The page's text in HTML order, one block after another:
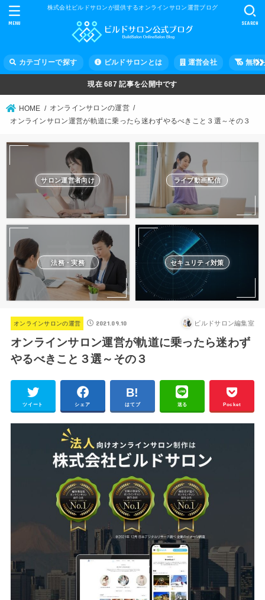
株式会社ビルドサロンが提供するオンラインサロン運営ブログ
カテゴリーで探す ビルドサロンとは 運営会社 無料
SEARCH
MENU
現在687 記事を公開中です
HOME
オンラインサロンの運営
オンラインサロン運営が軌道に乗ったら迷わずやるべきこと３選～その３
サロン運営者向け ライブ動画配信
法務・実務 セキュリティ対策
オンラインサロンの運営 2021.09.10 ビルドサロン編集室
オンラインサロン運営が軌道に乗ったら迷わず
やるべきこと３選～その３
ツイート シェア はてブ 送る Pocket